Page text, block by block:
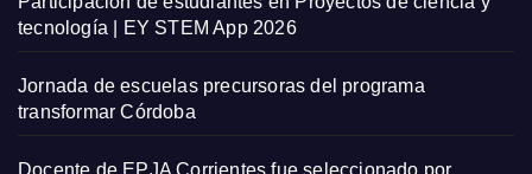
tecnología | EY STEM App 2026
Jornada de escuelas precursoras del programa
transformar Córdoba
Docente de EPJA Corrientes fue seleccionado por